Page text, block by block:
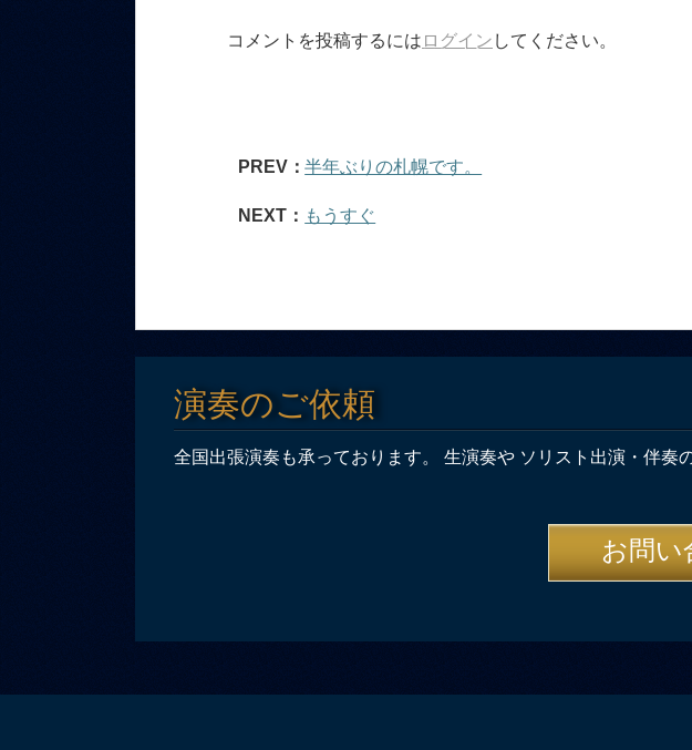
コメントを投稿するには ログイン してください。
PREV：半年ぶりの札幌です。
NEXT： もうすぐ
演奏のご依頼
全国出張演奏も承っております。 生演奏や ソリスト出演・伴奏
お問い